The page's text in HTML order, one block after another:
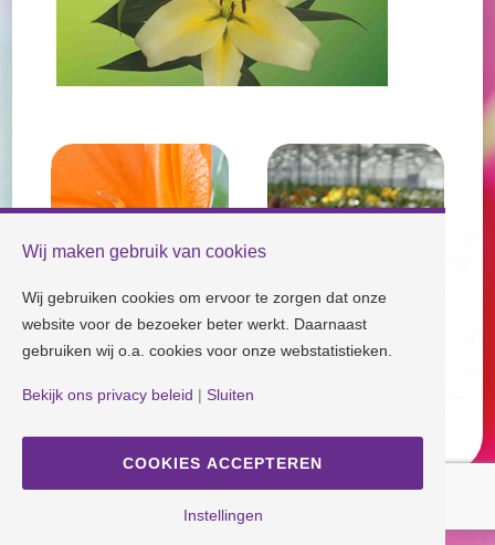
Cookie settings|Privacy policy
Wij maken gebruik van cookies
Wij gebruiken cookies om ervoor te zorgen dat onze
website voor de bezoeker beter werkt. Daarnaast
gebruiken wij o.a. cookies voor onze webstatistieken.
Bekijk ons privacy beleid | Sluiten
COOKIES ACCEPTEREN
Instellingen